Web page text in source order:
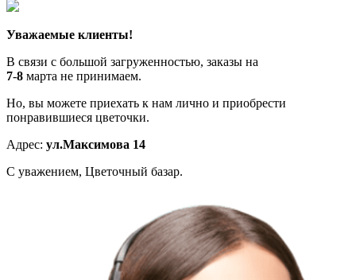
Уважаемые клиенты!
В связи с большой загруженностью, заказы на
7-8 марта не принимаем.
Но, вы можете приехать к нам лично и приобрести
понравившиеся цветочки.
Адрес: ул.Максимова 14
С уважением, Цветочный базар.